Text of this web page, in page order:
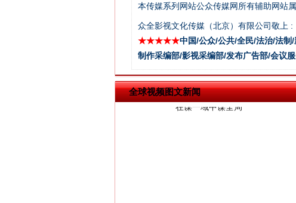
本传媒系列网站公众传媒网所有辅助网站
众全影视文化传媒（北京）有限公司敬上 :
★★★★★中国/公众/公共/全民/法治/法制
制作采编部/影视采编部/发布广告部/会议服
全球视频图文新闻
在谋一域中谋全局